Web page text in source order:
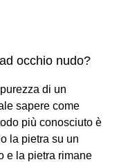
occhio nudo?
di un
sapere come
più conosciuto è
la pietra su un
e la pietra rimane